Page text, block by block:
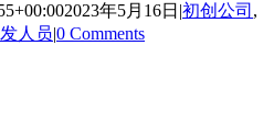
2023年5月16日 |初创公司 ,
人员|0 Comments